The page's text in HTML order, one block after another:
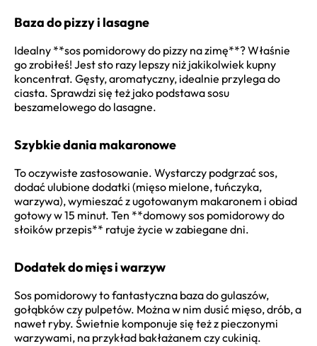
Baza do pizzy i lasagne
Idealny **sos pomidorowy do pizzy na zimę**? Właśnie
go zrobiłeś! Jest sto razy lepszy niż jakikolwiek kupny
koncentrat. Gęsty, aromatyczny, idealnie przylega do
ciasta. Sprawdzi się też jako podstawa sosu
beszamelowego do lasagne.
Szybkie dania makaronowe
To oczywiste zastosowanie. Wystarczy podgrzać sos,
dodać ulubione dodatki (mięso mielone, tuńczyka,
warzywa), wymieszać z ugotowanym makaronem i obiad
gotowy w 15 minut. Ten **domowy sos pomidorowy do
słoików przepis** ratuje życie w zabiegane dni.
Dodatek do mięs i warzyw
Sos pomidorowy to fantastyczna baza do gulaszów,
gołąbków czy pulpetów. Można w nim dusić mięso, drób, a
nawet ryby. Świetnie komponuje się też z pieczonymi
warzywami, na przykład bakłażanem czy cukinią.